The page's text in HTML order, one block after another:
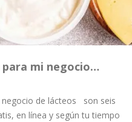
para mi negocio…
negocio de lácteos son seis
en línea y según tu tiempo